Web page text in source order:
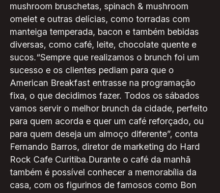
mushroom bruschetas, spinach & mushroom
omelet e outras delícias, como torradas com
manteiga temperada, bacon e também bebidas
diversas, como café, leite, chocolate quente e
sucos.“Sempre que realizamos o brunch foi um
sucesso e os clientes pediam para que o
American Breakfast entrasse na programação
fixa, o que decidimos fazer. Todos os sábados
vamos servir o melhor brunch da cidade, perfeito
para quem acorda e quer um café reforçado, ou
para quem deseja um almoço diferente”, conta
Fernando Barros, diretor de marketing do Hard
Rock Cafe Curitiba.Durante o café da manhã
também é possível conhecer a memorabília da
casa, com os figurinos de famosos como Bon